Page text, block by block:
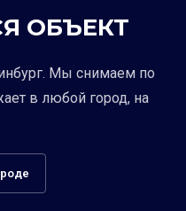
ОБЪЕКТ
Мы снимаем по
в любой город, на